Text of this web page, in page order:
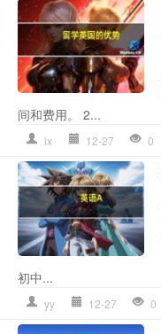
间和费用。 2...
lx 12-27 0
初中...
yy 12-27 0